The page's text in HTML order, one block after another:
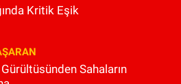
Kritik Eşik
Gürültüsünden Sahaların